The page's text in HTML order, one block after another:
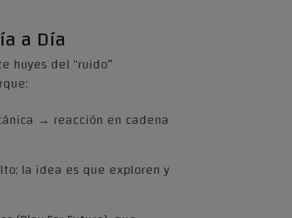
a Día
huyes del “ruido”
→ reacción en cadena
la idea es que exploren y